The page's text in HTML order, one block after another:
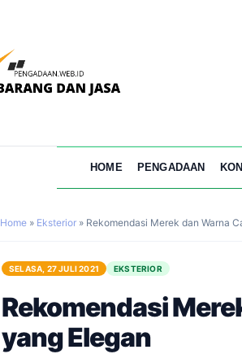
HOME PENGADAAN
Home » Eksterior » Rekomendasi Merek dan Warna
SELASA, 27 JULI 2021 EKSTERIOR
Rekomendasi
yang Elegan